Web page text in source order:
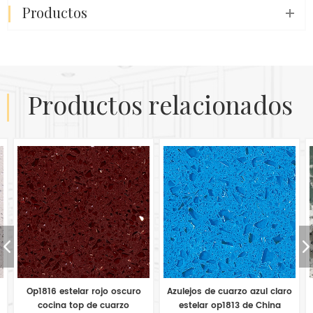
productos
productos relacionados
Op1816 estelar rojo oscuro
cocina top de cuarzo
Azulejos de cuarzo azul claro
estelar op1813 de China